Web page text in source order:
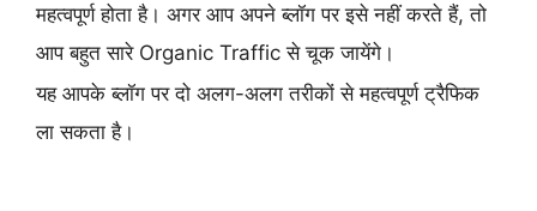
महत्वपूर्ण होता है। अगर आप अपने ब्लॉग पर इसे नहीं करते हैं, तो
आप बहुत सारे Organic Traffic से चूक जायेंगे।
यह आपके ब्लॉग पर दो अलग-अलग तरीकों से महत्वपूर्ण ट्रैफिक
ला सकता है।